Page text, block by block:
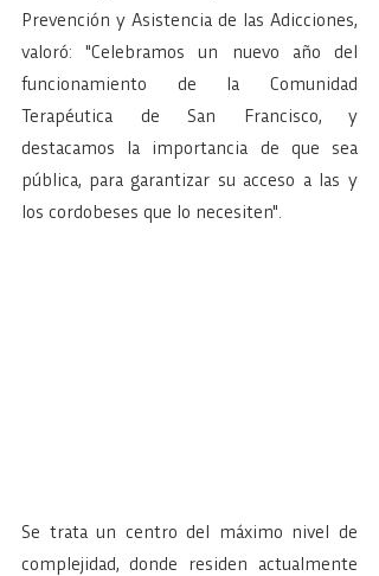
Prevención y Asistencia de las Adicciones,
valoró: "Celebramos un nuevo año del
funcionamiento de la Comunidad
Terapéutica de San Francisco, y
destacamos la importancia de que sea
pública, para garantizar su acceso a las y
los cordobeses que lo necesiten".
Se trata un centro del máximo nivel de
complejidad, donde residen actualmente